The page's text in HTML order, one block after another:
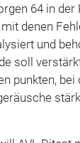
64 in
denen
und
soll
punkten,